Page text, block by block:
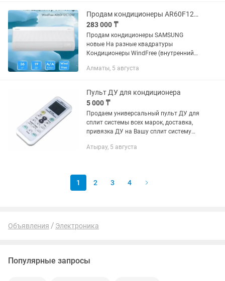
квадратуру....
Продам кондиционеры AR60F12C1DWNER
283 000 ₸
Продам кондиционеры SAMSUNG
новые На разные квадратуры
Кондиционеры WindFree (внутренний
управления) AR60F12C1DWNER на
Самовывоз...
Алматы, 5 августа
Пульт ДУ для кондиционера
5 000 ₸
Продаем универсальный пульт ДУ для
сплит системы всех марок, доставка,
привязка ДУ на Вашу сплит систему
Атырау, 5 августа
1 2 3 4
Объявления Электроника
Популярные запросы